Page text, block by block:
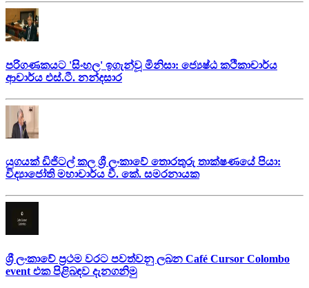
පරිගණකයට 'සිංහල' ඉගැන්වූ මිනිසා: ජ්‍යෙෂ්ඨ කථිකාචාර්ය
ආචාර්ය එස්.ටී. නන්දසාර
යුගයක් ඩිජිටල් කල ශ්‍රී ලංකාවේ තොරතුරු තාක්ෂණයේ පියා:
විද්‍යාජෝති මහාචාර්ය වී. කේ. සමරනායක
ශ්‍රී ලංකාවේ ප්‍රථම වරට පවත්වනු ලබන Café Cursor Colombo
event එක පිළිබඳව දැනගනිමු